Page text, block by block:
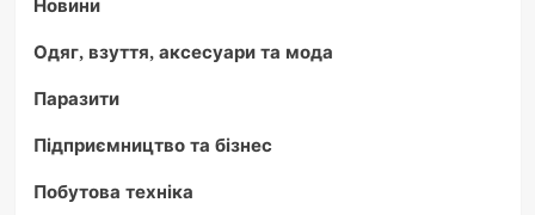
Новини
Одяг, взуття, аксесуари та мода
Паразити
Підприємництво та бізнес
Побутова техніка